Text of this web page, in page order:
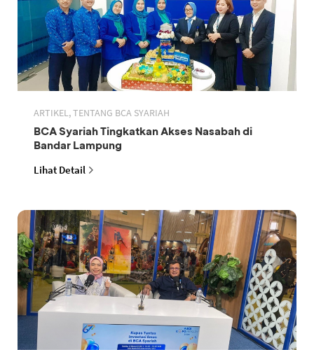
ARTIKEL, TENTANG BCA SYARIAH
BCA Syariah Tingkatkan Akses Nasabah di
Bandar Lampung
Lihat Detail